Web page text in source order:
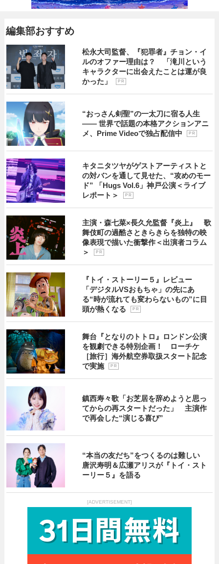
編集部おすすめ
松永大司監督、『犯罪者』チョン・イ
ルのオファー理由は？ 「滝川という
キャラクターに出会えたことは運が良
かった」
P R
“おっさん剣聖”の一太刀に宿る人生
―― 世界で話題の本格アクションアニ
メ、Prime Videoで独占配信中
P R
キタニタツヤがゲストアーティストと
の対バンを通して見せた、“攻めのモー
ド” 「Hugs Vol.6」神戸公演＜ライブ
レポート＞
P R
主演・森七菜×長久允監督『炎上』 歌
舞伎町の過酷さときらきらを独特の映
像表現で描いた衝撃作＜出演者コラム
＞
P R
『トイ・ストーリー５』レビュー
「デジタルVSおもちゃ」の先にあ
る“時が流れても変わらないもの”に目
頭が熱くなる
P R
舞台『となりのトトロ』ロンドン公演
を観劇できる特別企画！ ローチケ
［旅行］海外航空券取扱スタート記念
で実施
P R
鎮西寿々歌「お芝居を辞めようと思っ
てからの再スタートだった」 主演作
で再会した“演じる喜び”
“本当の友だち”をつくるのは難しい
唐沢寿明＆広瀬アリスが『トイ・スト
ーリー５』を語る
[ADVERTISEMENT]